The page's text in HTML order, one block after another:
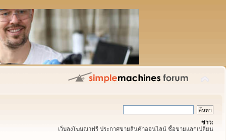
ข่าว:
เว็บลงโฆษณาฟรี ประกาศขายสินค้าออนไลน์ ซื้อขายแลกเปลี่ยน